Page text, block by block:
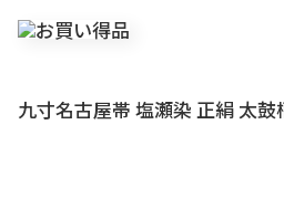
九寸名古屋帯 塩瀬染 正絹 太鼓